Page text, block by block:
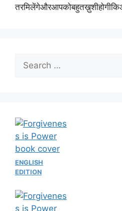
तरमिलेंगेऔरआपकोबहुतख़ुशीहोगीकि
Search
for:
ENGLISH
EDITION